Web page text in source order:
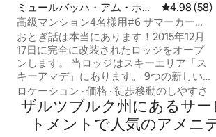
ミュールバッハ・アム・ホッ
ホケーニヒのマンション・ア
パート
レビュー
4.98 (58)
高級マンション4名様用#6 サマーカード
付き
おとぎ話は本当にあります！2015年12月
17日に完全に改装されたロッジをオープ
ンします。 当ロッジはスキーエリア「ス
キーアマデ」にあります。 9つの新しい
ロッジアパートメント（4 ～ 8名様）の1
つにご滞在ください。サウナ、IRキャビ
ン、薪ストーブのジャグジー、広々とし
た庭、専用駐車場があります。 標高
ロケーション · 価格 · 徒歩移動のしやすさ
ザルツブルク州にあるサ
トメントで人気のアメニ